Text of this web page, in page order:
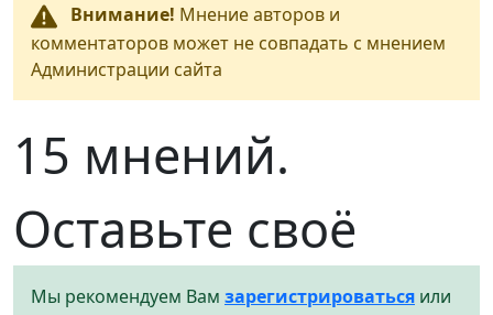
Внимание! Мнение авторов и
комментаторов может не совпадать с мнением
Администрации сайта
15 мнений.
Оставьте своё
Мы рекомендуем Вам зарегистрироваться или